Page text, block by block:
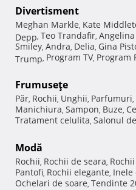
Divertisment
Meghan Markle, Kate
Depp, Teo Trandafir, Angelina
Smiley, Andra, Delia, Gina
Trump, Program TV, Program
Frumuseţe
Păr, Rochii, Unghii, Parfumuri,
Manichiura, Sampon, Buze,
Tratament celulita, Salonul
Modă
Rochii, Rochii de seara,
Pantofi, Rochii elegante, Inele
Ochelari de soare, Tendinte